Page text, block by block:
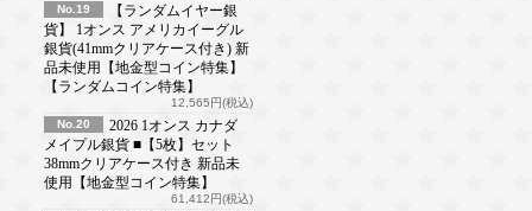
No.19
【ランダムイヤー銀
貨】 1オンス アメリカイーグル
銀貨(41mmクリアケース付き) 新
品未使用【地金型コイン特集】
【ランダムコイン特集】
12,565円(税込)
No.20
2026 1オンス カナダ
メイプル銀貨 ■【5枚】セット
38mmクリアケース付き 新品未
使用【地金型コイン特集】
61,412円(税込)